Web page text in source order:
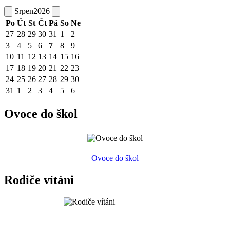
Srpen2026
Po Út St Čt Pá So Ne
27 28 29 30 31 1
2
3
4 5 6 7 8
9
10 11 12 13 14 15 16
17 18 19 20 21 22 23
24 25 26 27 28 29 30
31 1 2 3 4 5 6
Ovoce do škol
Ovoce do škol
Rodiče vítáni